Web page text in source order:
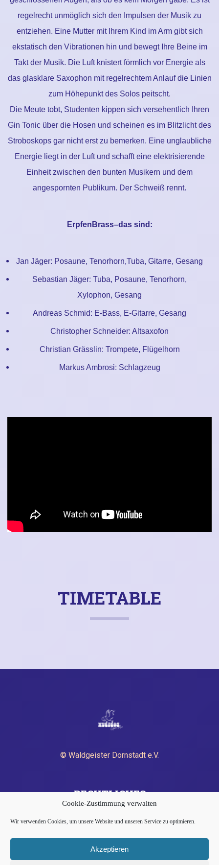
Cookie-Zustimmung verwalten
Wir verwenden Cookies, um unsere Website und unseren Service zu optimieren.
Akzeptieren
regelrecht unmöglich sich den Impulsen der Musik zu
entziehen. Eine Mutter mit Ihrem Kind im Arm gibt sich
ekstatisch den Vibrationen hin und bewegt Ihre Beine im
Takt der Musik. Die Luft knistert förmlich vor Energie als
das glasklare Saxophon mit regelrechtem Anlauf die Linien
zum Höhepunkt des Solos peitscht.
Die Meute tobt, Studenten kippen sich versehentlich Ihren
Gin Tonic über die Hosen und scheinen es im Blitzlicht des
Stroboskops gar nicht erst zu bemerken. Eine unglaubliche
Energie liegt in der Luft und schafft eine elektrisierende
Einheit zwischen den bunten Musikern und dem
angespornten Publikum. Der Schweiß rennt.
ErpfenBrass–das sind:
Jan Jäger: Posaune, Tenorhorn,Tuba, Gitarre, Gesang
Sebastian Jäger: Tuba, Posaune, Tenorhorn,
Xylophon, Gesang
Andreas Schmid: E-Bass, E-Gitarre, Gesang
Christopher Schneider: Altsaxofon
Christian Grässlin: Trompete, Flügelhorn
Markus Ambrosi: Schlagzeug
TIMETABLE
© Waldgeister Dornstadt e.V.
RECHTLICHES
DATENSCHUTZERKLÄRUNG